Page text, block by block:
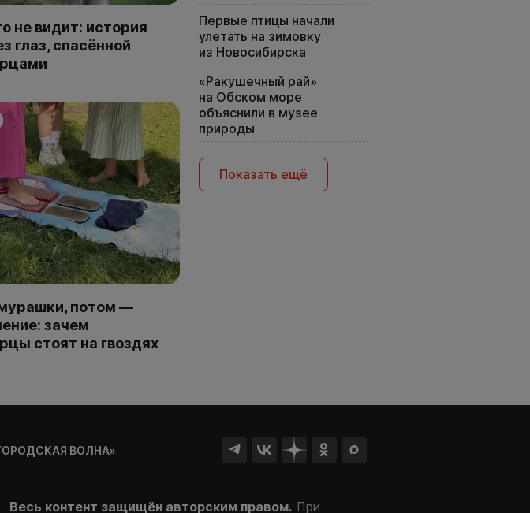
не видит: история
глаз, спасённой
потом —
зачем
стоят на гвоздях
Первые птицы начали
улетать на зимовку
из Новосибирска
«Ракушечный рай»
на Обском море
объяснили в музее
природы
Показать ещё
ВОЛНА»
Весь контент защищён авторским правом. При